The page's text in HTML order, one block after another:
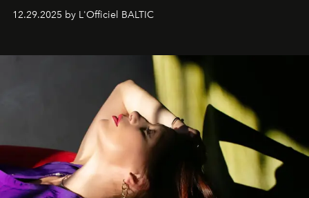
современностью.
12.29.2025 by L'Officiel BALTIC